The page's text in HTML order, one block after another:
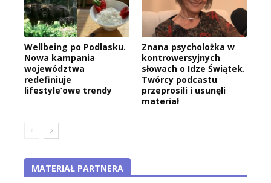
Wellbeing po Podlasku.
Nowa kampania
województwa
redefiniuje
lifestyle’owe trendy
Znana psycholożka w
kontrowersyjnych
słowach o Idze Świątek.
Twórcy podcastu
przeprosili i usunęli
materiał
MATERIAŁ PARTNERA